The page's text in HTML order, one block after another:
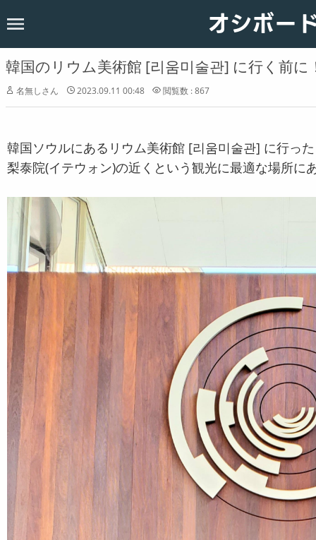
オシボー
韓国のリウム美術館 [리움미술관] に行く前
名無しさん 2023.09.11 00:48 閲覧数 : 867
韓国ソウルにあるリウム美術館 [리움미술관] に行っ
梨泰院(イテウォン)の近くという観光に最適な場所に
韓国
恋愛
お知らせ